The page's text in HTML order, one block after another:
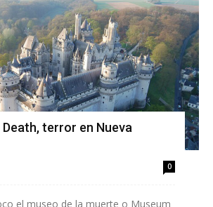
terror en Nueva
0
el museo de la muerte o Museum